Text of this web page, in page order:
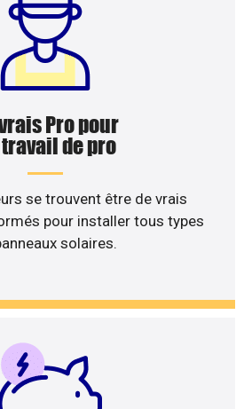
Pro pour
de pro
se trouvent être de vrais
pour installer tous types
solaires.